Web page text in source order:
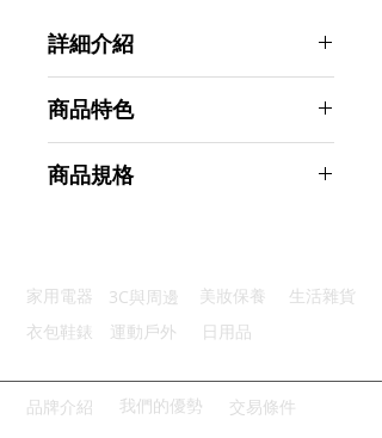
詳細介紹
商品特色
便捷排水：可拆卸集水盤保持乾淨
商品規格
主要材質：塑料
商品尺寸：18*13*33cm
產地名稱：中國大陸
代理商：亞桓有限公司
家用電器 3C與周邊 美妝保養
生活雜貨
衣包鞋錶
運動戶外 日用品
品牌介紹 我們的優勢 交易條件